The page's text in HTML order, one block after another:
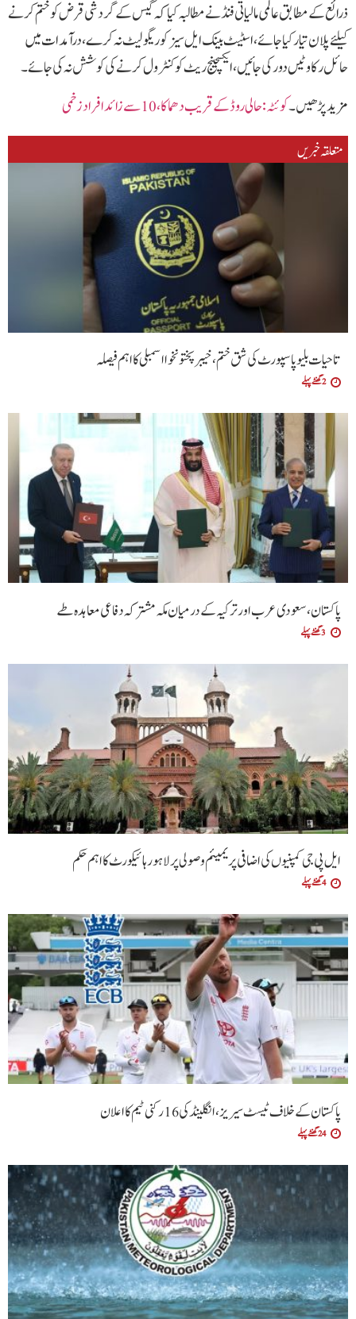
ذرائع کے مطابق عالمی مالیاتی فنڈ نے مطالبہ کیا کہ گیس کے گردشی قرض کو ختم کرنے
کیلئے پلان تیار کیا جائے ، اسٹیٹ بینک ایل سیز کو ریگولیٹ نہ کرے، درآمدات میں
حائل رکاوٹیں دور کی جائیں،ایکسچینج ریٹ کو کنٹرول کرنے کی کوشش نہ کی جائے۔
مزید پڑھیں۔کوئٹہ: حالی روڈ کےقریب دھماکا، 10 سے زائد افراد زخمی
متعلقہ خبریں
تاحیات بلیو پاسپورٹ کی شق ختم، خیبر پختونخوا اسمبلی کا اہم فیصلہ
2 گھنٹے پہلے
پاکستان، سعودی عرب اور ترکیہ کے درمیان مکہ مشترکہ دفاعی معاہدہ طے
3 گھنٹے پہلے
ایل پی جی کمپنیوں کی اضافی پریمیئم وصولی پر لاہور ہائیکورٹ کا اہم حکم
4 گھنٹے پہلے
پاکستان کے خلاف ٹیسٹ سیریز، انگلینڈ کی 16 رکنی ٹیم کا اعلان
24 گھنٹے پہلے